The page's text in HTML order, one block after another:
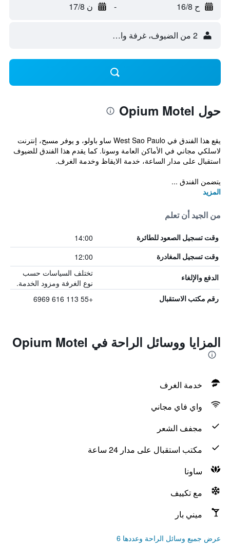
ح 16/8 - ن 17/8
2 من الضيوف، غرفة واحدة
حول Opium Motel
يقع هذا الفندق في West Sao Paulo ساو باولو، و يوفر مسبح، إنترنت
لاسلكي مجاني في الأماكن العامة وسونا. كما يقدم هذا الفندق للضيوف
استقبال على مدار الساعة، خدمة الايقاظ وخدمة الغرف.
يتضمن الفندق ...
المزيد
من الجيد أن تعلم
وقت تسجيل الصعود للطائرة 14:00
وقت تسجيل المغادرة 12:00
الدفع والإلغاء
تختلف السياسات حسب
نوع الغرفة ومزود الخدمة.
رقم مكتب الاستقبال +55 113 616 6969
المزايا ووسائل الراحة في Opium Motel
خدمة الغرف
واي فاي مجاني
مجفف الشعر
مكتب استقبال على مدار 24 ساعة
ساونا
مع تكييف
ميني بار
عرض جميع وسائل الراحة وعددها 6